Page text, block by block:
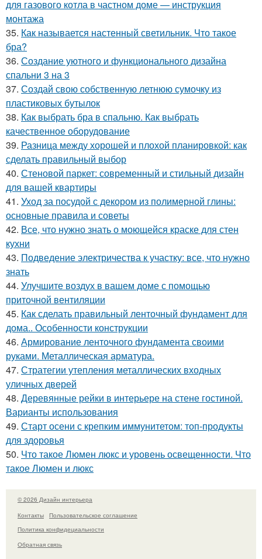
для газового котла в частном доме — инструкция
монтажа
35. Как называется настенный светильник. Что такое
бра?
36. Создание уютного и функционального дизайна
спальни 3 на 3
37. Создай свою собственную летнюю сумочку из
пластиковых бутылок
38. Как выбрать бра в спальню. Как выбрать
качественное оборудование
39. Разница между хорошей и плохой планировкой: как
сделать правильный выбор
40. Стеновой паркет: современный и стильный дизайн
для вашей квартиры
41. Уход за посудой с декором из полимерной глины:
основные правила и советы
42. Все, что нужно знать о моющейся краске для стен
кухни
43. Подведение электричества к участку: все, что нужно
знать
44. Улучшите воздух в вашем доме с помощью
приточной вентиляции
45. Как сделать правильный ленточный фундамент для
дома.. Особенности конструкции
46. Армирование ленточного фундамента своими
руками. Металлическая арматура.
47. Стратегии утепления металлических входных
уличных дверей
48. Деревянные рейки в интерьере на стене гостиной.
Варианты использования
49. Старт осени с крепким иммунитетом: топ-продукты
для здоровья
50. Что такое Люмен люкс и уровень освещенности. Что
такое Люмен и люкс
© 2026 Дизайн интерьера
Контакты
Пользовательское соглашение
Политика конфидециальности
Обратная связь